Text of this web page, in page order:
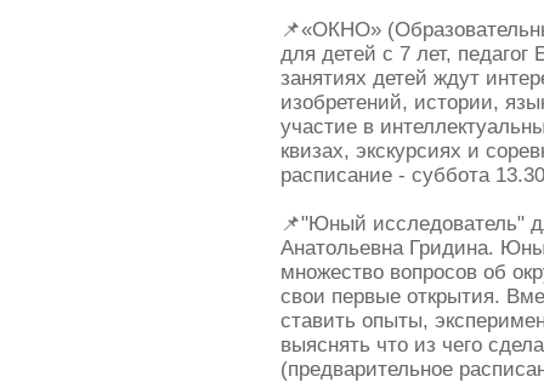
📌«ОКНО»
для детей с 7 лет,
занятиях детей ждут
изобретений, истории,
участие в
квизах, экскурсиях и
расписание - суббота
📌"Юный исследователь"
Анатольевна Гридина.
множество вопросов об
свои первые открытия.
ставить опыты,
выяснять что из чего
(предварительное